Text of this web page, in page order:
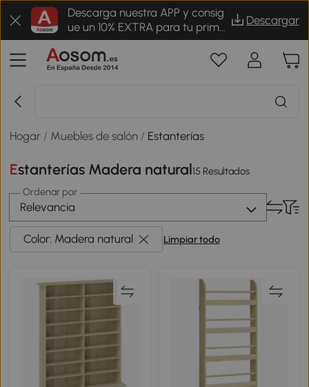
Descarga nuestra APP y consig
ue un 10% EXTRA para tu prime
r pedido
Descargar
Hogar / Muebles de salón / Estanterías
Estanterías Madera natural15 Resultados
Ordenar por
Relevancia
Color: Madera natural Limpiar todo